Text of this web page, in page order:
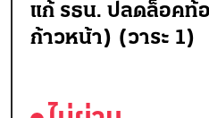
แก้ รธน. ปลดล็อคท้
ก้าวหน้า) (วาระ 1)